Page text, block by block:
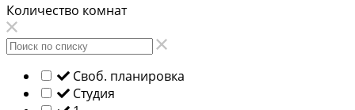
Количество комнат
Своб. планировка
Студия